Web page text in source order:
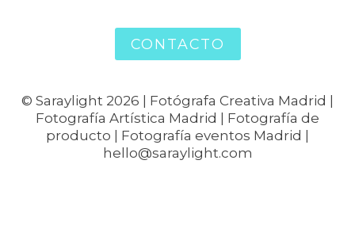
CONTACTO
© Saraylight 2026 | Fotógrafa Creativa Madrid |
Fotografía Artística Madrid | Fotografía de
producto | Fotografía eventos Madrid |
hello@saraylight.com